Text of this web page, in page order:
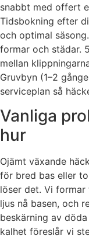
snabbt med offert
Tidsbokning efter
och optimal
formar och städar.
mellan
Gruvbyn (1–2
serviceplan så
Vanliga
hur
Ojämt växande
för bred bas eller
löser det. Vi
ljus nå basen, och
beskärning av
kalhet föreslår vi